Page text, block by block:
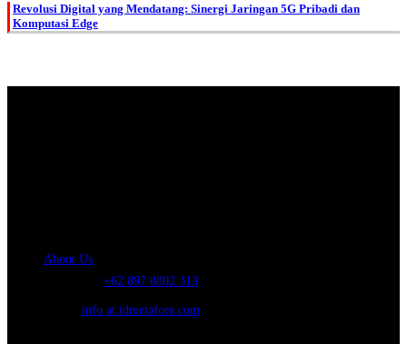
Revolusi Digital yang Mendatang: Sinergi Jaringan 5G Pribadi dan
Komputasi Edge
About Us
+62 897 8802 313
info at idmetafora.com